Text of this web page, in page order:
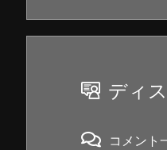
ディ
コメント